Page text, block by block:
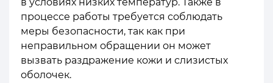
процессе работы требуется соблюдать
меры безопасности, так как при
неправильном обращении он может
вызвать раздражение кожи и слизистых
оболочек.